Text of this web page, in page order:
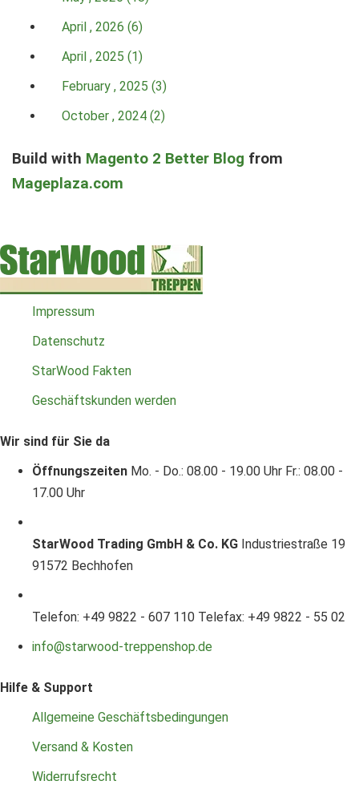
April , 2026 (6)
April , 2025 (1)
February , 2025 (3)
October , 2024 (2)
Build with Magento 2 Better Blog from
Mageplaza.com
Impressum
Datenschutz
StarWood Fakten
Geschäftskunden werden
Wir sind für Sie da
Öffnungszeiten Mo. - Do.: 08.00 - 19.00 Uhr Fr.: 08.00 -
17.00 Uhr
StarWood Trading GmbH & Co. KG Industriestraße 19
91572 Bechhofen
Telefon: +49 9822 - 607 110 Telefax: +49 9822 - 55 02
info@starwood-treppenshop.de
Hilfe & Support
Allgemeine Geschäftsbedingungen
Versand & Kosten
Widerrufsrecht